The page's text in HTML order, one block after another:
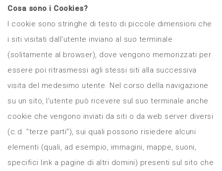
Cosa sono i Cookies?
I cookie sono stringhe di testo di piccole dimensioni che
i siti visitati dall'utente inviano al suo terminale
(solitamente al browser), dove vengono memorizzati per
essere poi ritrasmessi agli stessi siti alla successiva
visita del medesimo utente. Nel corso della navigazione
su un sito, l'utente può ricevere sul suo terminale anche
cookie che vengono inviati da siti o da web server diversi
(c.d. "terze parti"), sui quali possono risiedere alcuni
elementi (quali, ad esempio, immagini, mappe, suoni,
specifici link a pagine di altri domini) presenti sul sito che